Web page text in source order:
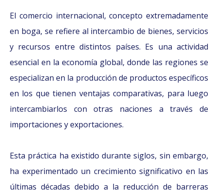
El comercio internacional, concepto extremadamente
en boga, se refiere al intercambio de bienes, servicios
y recursos entre distintos países. Es una actividad
esencial en la economía global, donde las regiones se
especializan en la producción de productos específicos
en los que tienen ventajas comparativas, para luego
intercambiarlos con otras naciones a través de
importaciones y exportaciones.
Esta práctica ha existido durante siglos, sin embargo,
ha experimentado un crecimiento significativo en las
últimas décadas debido a la reducción de barreras